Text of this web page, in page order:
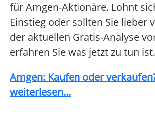
für Amgen-Aktionäre. Lohnt
Einstieg oder sollten Sie lieber
der aktuellen Gratis-Analyse
erfahren Sie was jetzt zu tun ist.
Amgen: Kaufen oder
weiterlesen...